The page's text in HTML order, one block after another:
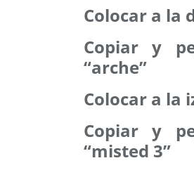
Colocar a la
Copiar y
“arche”
Colocar a la
Copiar y
“misted 3”